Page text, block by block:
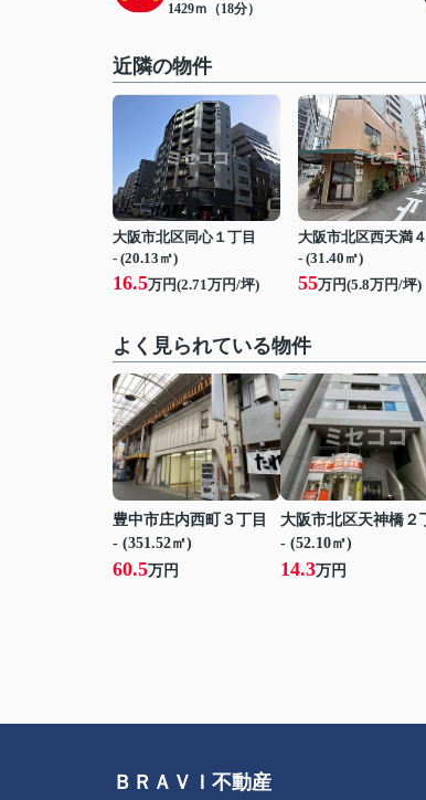
1429ｍ（18分）
近隣の物件
大阪市北区同心１丁目
- (20.13㎡)
16.5万円(2.71万円/坪)
大阪市北区西天満
- (31.40㎡)
55万円(5.8万円/坪)
よく見られている物件
豊中市庄内西町３丁目
- (351.52㎡)
60.5万円
大阪市北区天神橋２
- (52.10㎡)
14.3万円
ＢＲＡＶＩ不動産